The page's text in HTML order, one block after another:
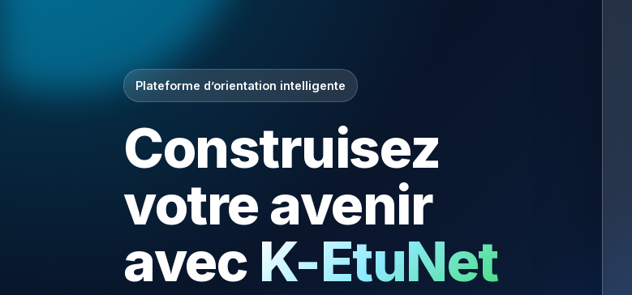
Plateforme d’orientation intelligente
Construisez
votre avenir
avec K-EtuNet